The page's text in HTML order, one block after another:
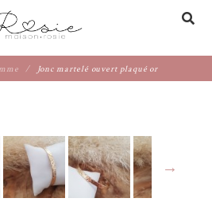
Jonc martelé ouvert plaqué or